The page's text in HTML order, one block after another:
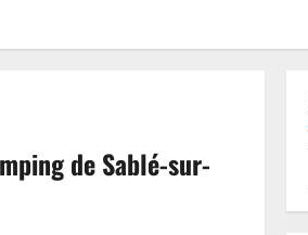
de Sablé-sur-